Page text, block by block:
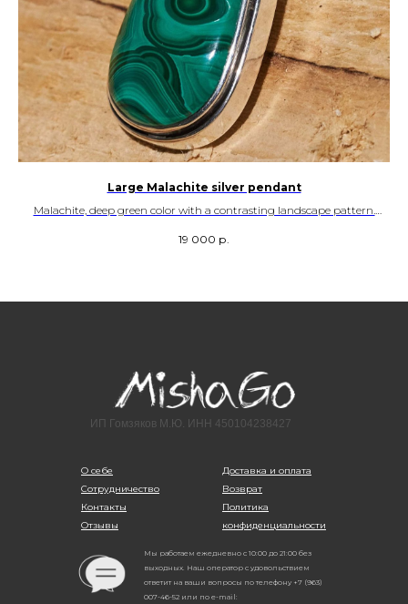
Large Malachite silver pendant
Malachite, deep green color with a contrasting landscape pattern.
19 000 р.
О себе
Сотрудничество
Контакты
Отзывы
ИП Гомзяков М.Ю. ИНН 450104238427
Доставка и оплата
Возврат
Политика
конфиденциальности
Мы работаем ежедневно с 10:00 до 21:00 без
выходных. Наш оператор с удовольствием
ответит на ваши вопросы по телефону +7 (963)
007-46-52 или по e-mail: